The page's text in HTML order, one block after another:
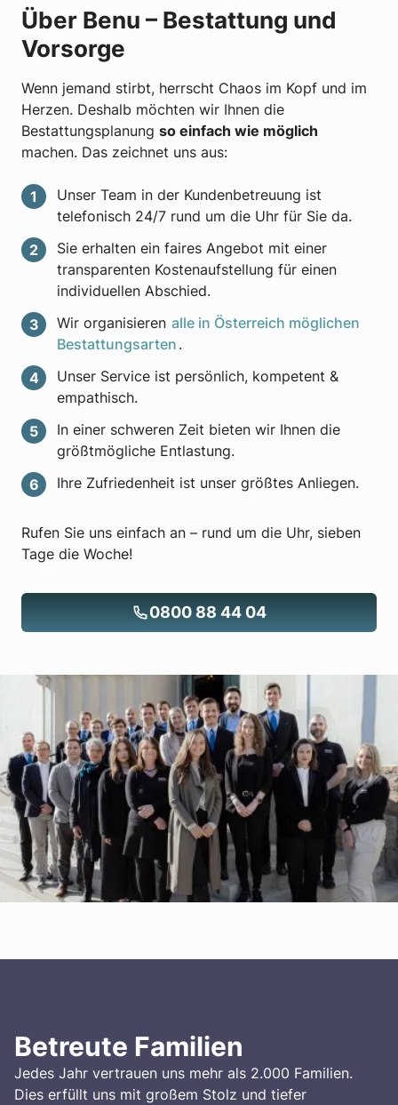
Über Benu – Bestattung und
Vorsorge
Wenn jemand stirbt, herrscht Chaos im Kopf und im
Herzen. Deshalb möchten wir Ihnen die
Bestattungsplanung so einfach wie möglich
machen. Das zeichnet uns aus:
Unser Team in der Kundenbetreuung ist
telefonisch 24/7 rund um die Uhr für Sie da.
Sie erhalten ein faires Angebot mit einer
transparenten Kostenaufstellung für einen
individuellen Abschied.
Wir organisieren alle in Österreich möglichen
Bestattungsarten .
Unser Service ist persönlich, kompetent &
empathisch.
In einer schweren Zeit bieten wir Ihnen die
größtmögliche Entlastung.
Ihre Zufriedenheit ist unser größtes Anliegen.
Rufen Sie uns einfach an – rund um die Uhr, sieben
Tage die Woche!
0800 88 44 04
Betreute Familien
Jedes Jahr vertrauen uns mehr als 2.000 Familien.
Dies erfüllt uns mit großem Stolz und tiefer